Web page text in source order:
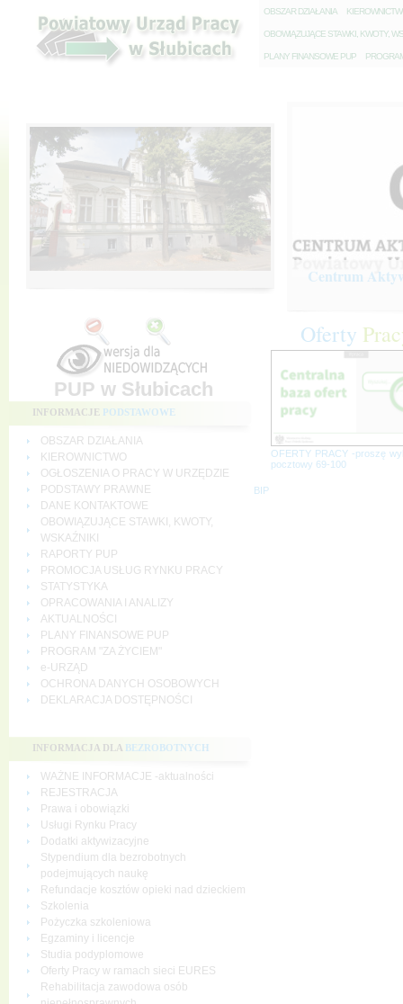
OBSZAR DZIAŁANIA K
OBOWIĄZUJĄCE STAWKI, KWOTY,
PLANY FINANSOWE PUP P
Centrum
PUP w Słubicach
INFORMACJE PODSTAWOWE
OBSZAR DZIAŁANIA
KIEROWNICTWO
OGŁOSZENIA O PRACY W URZĘDZIE
PODSTAWY PRAWNE
DANE KONTAKTOWE
OBOWIĄZUJĄCE STAWKI, KWOTY,
WSKAŹNIKI
RAPORTY PUP
PROMOCJA USŁUG RYNKU PRACY
STATYSTYKA
OPRACOWANIA I ANALIZY
AKTUALNOŚCI
PLANY FINANSOWE PUP
PROGRAM "ZA ŻYCIEM"
e-URZĄD
OCHRONA DANYCH OSOBOWYCH
DEKLARACJA DOSTĘPNOŚCI
INFORMACJA DLA BEZROBOTNYCH
WAŻNE INFORMACJE -aktualności
REJESTRACJA
Prawa i obowiązki
Usługi Rynku Pracy
Dodatki aktywizacyjne
Stypendium dla bezrobotnych
podejmujących naukę
Refundacje kosztów opieki nad dzieckiem
Szkolenia
Pożyczka szkoleniowa
Egzaminy i licencje
Studia podyplomowe
Oferty Pracy w ramach sieci EURES
Rehabilitacja zawodowa osób
Oferty
OFERTY PRACY -proszę
pocztowy 69-100
BIP